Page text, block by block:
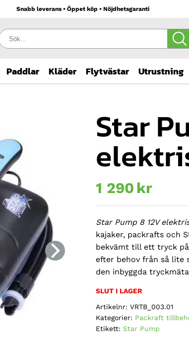
Snabb leverans • Öppet köp • Nöjdhetsgaranti
Paddlar Kläder Flytvästar Utrustning
Star
1 290 kr
Star Pump 8 12V
kajaker, packrafts och
bekvämt till ett tryck
efter behov från så lite
den inbyggda
SLUT I LAGER
Artikelnr:VRTB_003.01
Kategorier: Packraft
Etikett: Star Pump